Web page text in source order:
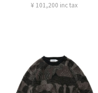
¥ 101,200 inc tax